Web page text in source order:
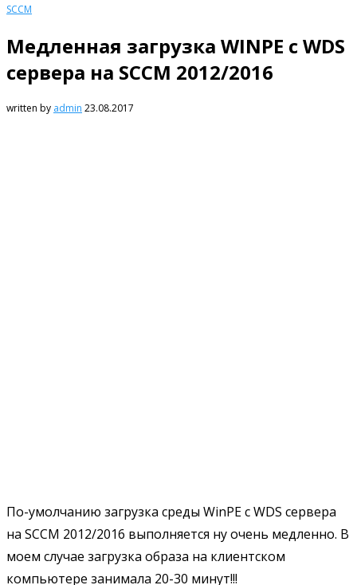
SCCM
Медленная загрузка WINPE с WDS
сервера на SCCM 2012/2016
written by admin 23.08.2017
По-умолчанию загрузка среды WinPE с WDS сервера
на SCCM 2012/2016 выполняется ну очень медленно. В
моем случае загрузка образа на клиентском
компьютере занимала 20-30 минут!!!